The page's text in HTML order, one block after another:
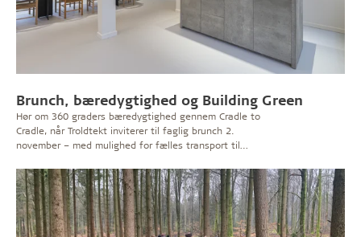
Brunch, bæredygtighed og Building Green
Hør om 360 graders bæredygtighed gennem Cradle to
Cradle, når Troldtekt inviterer til faglig brunch 2.
november – med mulighed for fælles transport til